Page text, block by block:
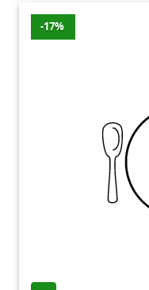
-17%